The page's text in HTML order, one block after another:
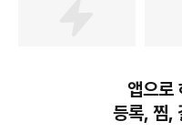
핑크셀럽 슬림핏 마이크로
트레이닝 3부 숏팬츠 반바
부기
포히 캣
앱으로
등록, 찜,